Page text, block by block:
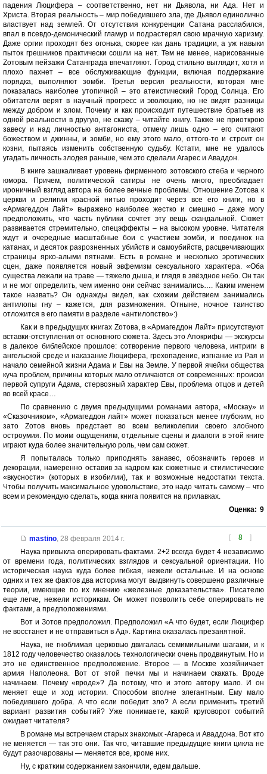
падения Люцифера – соответственно, нет ни Дьявола, ни Ада. Нет и
Христа. Вторая реальность – мир победившего зла, где Дьявол единолично
властвует над землей. От отсутствия конкуренции Сатана расслабился,
впал в псевдо-демонический гламур и подрастерял свою мрачную харизму.
Даже оргии проходят без огонька, скорее как дань традиции, а уж навыки
пыток грешников практически сошли на нет. Тем не менее, нарисованные
Zотовым пейзажи Сатанграда впечатляют. Город стильно выглядит, хотя и
плохо пахнет – все обслуживающие функции, включая поддержание
порядка, выполняют зомби. Третья версия реальности, которая мне
показалась наиболее утопичной – это атеистический Город Солнца. Его
обитатели верят в научный прогресс и эволюцию, но не видят разницы
между добром и злом. Почему и как происходит путешествие братьев из
одной реальности в другую, не скажу – читайте книгу. Также не приоткрою
завесу и над личностью антагониста, отмечу лишь одно – его считают
божеством и джинны, и зомби, но ему этого мало, оттого-то и строит он
козни, пытаясь изменить собственную судьбу. Кстати, мне не удалось
угадать личность злодея раньше, чем это сделали Агарес и Аваддон.
В книге зашкаливает уровень фирменного зотовского стеба и черного
юмора. Причем, политической сатиры не очень много, преобладает
ироничный взгляд автора на более вечные проблемы. Отношение Zотова к
церкви и религии красной нитью проходит через все его книги, но в
«Армагеддон Лайт» выражено наиболее жестко и смешно – даже могу
предположить, что часть публики сочтет эту вещь скандальной. Сюжет
развивается стремительно, спецэффекты – на высоком уровне. Читателя
ждут и очередные масштабные бои с участием зомби, и поединок на
катанах, и десяток разрозненных убийств и самоубийств, расцвечивающих
страницы ярко-алыми пятнами. Есть в романе и несколько эротических
сцен, даже появляется новый эвфемизм сексуального характера. «Оба
существа лежали на траве — тяжело дыша, и глядя в звёздное небо. Он так
и не мог определить, чем именно они сейчас занимались…. Каким именем
такое назвать? Он однажды видел, как схожим действием занимались
антилопы гну – кажется, для размножения. Отныне, ночное таинство
отложится в его памяти в разделе «антилопство»:)
Как и в предыдущих книгах Zотова, в «Армагеддон Лайт» присутствуют
вставки-отступления от основного сюжета. Здесь это Апокрифы — экскурсы
в далекое библейское прошлое: сотворение первого человека, интриги в
ангельской среде и наказание Люцифера, грехопадение, изгнание из Рая и
начало семейной жизни Адама и Евы на Земле. У первой ячейки общества
куча проблем, причины которых мало отличаются от современных: происки
первой супруги Адама, стервозный характер Евы, проблема отцов и детей
во всей красе…
По сравнению с двумя предыдущими романами автора, «Москау» и
«Сказочником», «Армагеддон лайт» может показаться менее глубоким, но
зато Zотов вновь предстает во всем великолепии своего злобного
остроумия. По моим ощущениям, отдельные сцены и диалоги в этой книге
играют куда более значительную роль, чем сам сюжет.
Я попыталась только приподнять занавес, обозначить героев и
декорации, намеренно оставив за кадром как сюжетные и стилистические
«вкусности» (которых в изобилии), так и возможные недостатки текста.
Чтобы получить максимальное удовольствие, это надо читать самому – что
всем и рекомендую сделать, когда книга появится на прилавках.
Оценка: 9
[ 8 ]
mastino, 28 февраля 2014 г.
Наука привыкла оперировать фактами. 2+2 всегда будет 4 независимо
от времени года, политических взглядов и сексуальной ориентации. Но
историческая наука куда более гибкая, нежели остальные. И на основе
одних и тех же фактов два историка могут выдвинуть совершено различные
теории, имеющие по их мнению «железные доказательства». Писателю
еще легче, нежели историкам. Он может позволить себе оперировать не
фактами, а предположениями.
Вот и Зотов предположил. Предположил «А что будет, если Люцифер
не восстанет и не отправиться в Ад». Картина оказалась презанятной.
Наука, не гноблимая церковью двигалась семимильными шагами, и к
1812 году человечество оказалось технологически очень продвинутым. Но и
это не единственное предположение. Второе — в Москве хозяйничает
армия Наполеона. Вот от этой печки мы и начинаем скакать. Вроде
начинаем. Почему «вроде»? Да потому, что и этого автору мало. И он
меняет еще и ход истории. Способом вполне элегантным. Ему мало
победившего добра. А что если победит зло? А если применить третий
вариант развития событий? Уже понимаете, какой круговорот событий
ожидает читателя?
В романе мы встречаем старых знакомых -Агареса и Аваддона. Вот кто
не меняется — так это они. Так что, читавшие предыдущие книги цикла не
будут разочарованы — меняется все, кроме них.
Ну, с кратким содержанием закончили, едем дальше.